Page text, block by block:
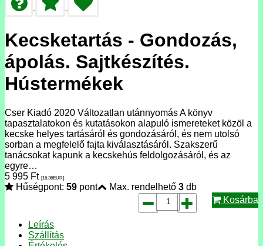
Kecsketartás - Gondozás,
ápolás. Sajtkészítés.
Hústermékek
Cser Kiadó 2020 Változatlan utánnyomás A könyv
tapasztalatokon és kutatásokon alapuló ismereteket közöl a
kecske helyes tartásáról és gondozásáról, és nem utolsó
sorban a megfelelő fajta kiválasztásáról. Szakszerű
tanácsokat kapunk a kecskehús feldolgozásáról, és az
egyre…
5 995 Ft [16.36EUR]
Hűségpont: 59 pont Max. rendelhető 3 db
Kosárba
Leírás
Szállítás